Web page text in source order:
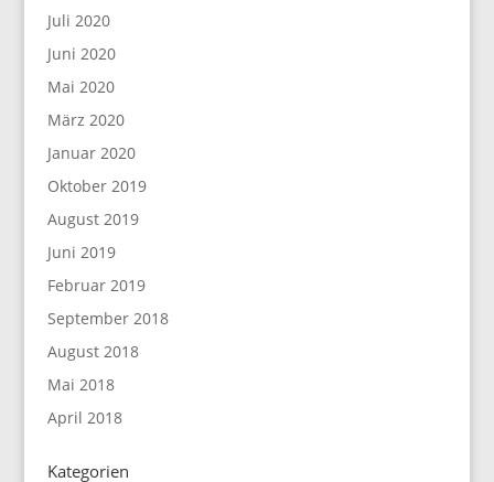
Juli 2020
Juni 2020
Mai 2020
März 2020
Januar 2020
Oktober 2019
August 2019
Juni 2019
Februar 2019
September 2018
August 2018
Mai 2018
April 2018
Kategorien